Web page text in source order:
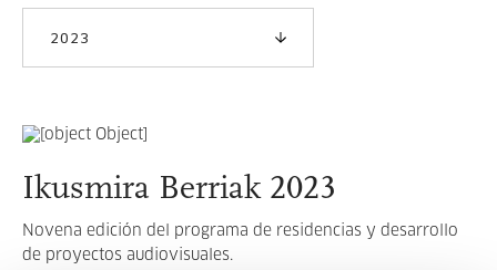
2023
Ikusmira Berriak 2023
Novena edición del programa de residencias y desarrollo
de proyectos audiovisuales.